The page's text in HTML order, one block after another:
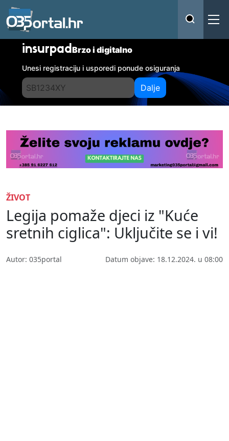
insurpadBrzo i digitalno
Unesi registraciju i usporedi ponude osiguranja
Dalje
ŽIVOT
Legija pomaže djeci iz "Kuće
sretnih ciglica": Uključite se i vi!
Autor: 035portal Datum objave: 18.12.2024. u 08:00